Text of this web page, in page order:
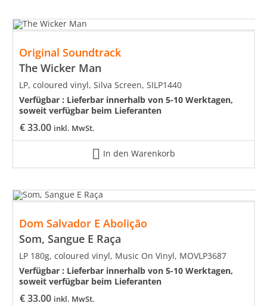
Original Soundtrack
The Wicker Man
€33.00 inkl. MwSt.
LP, coloured vinyl, Silva Screen, SILP1440
Verfügbar : Lieferbar innerhalb von 5-10 Werktagen,
soweit verfügbar beim Lieferanten
In den Warenkorb
Dom Salvador E Abolição
Som, Sangue E Raça
€33.00 inkl. MwSt.
LP 180g, coloured vinyl, Music On Vinyl, MOVLP3687
Verfügbar : Lieferbar innerhalb von 5-10 Werktagen,
soweit verfügbar beim Lieferanten